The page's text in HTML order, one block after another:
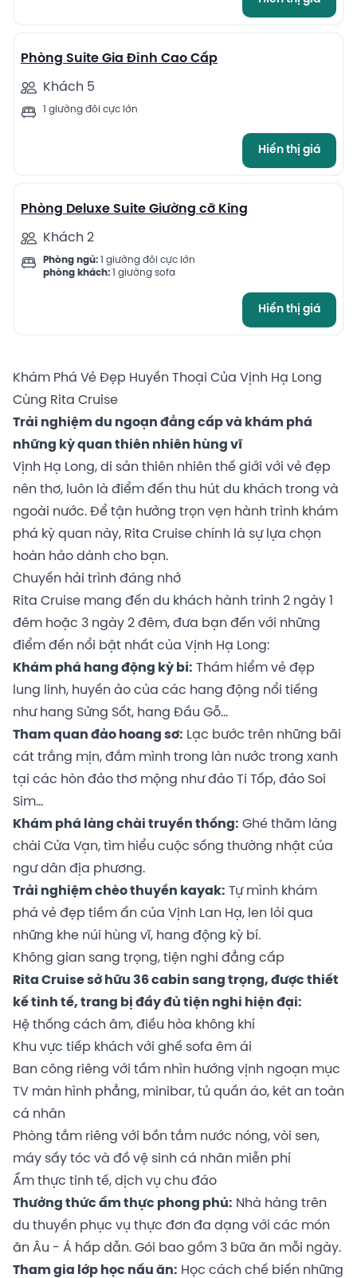
5
Phòng Suite Gia Đình Cao Cấp
Khách 5
1 giường đôi cực lớn
Hiển thị giá
12
Phòng Deluxe Suite Giường cỡ King
Khách 2
Phòng ngủ: 1 giường đôi cực lớn
phòng khách: 1 giường sofa
Hiển thị giá
Khám Phá Vẻ Đẹp Huyền Thoại Của Vịnh Hạ Long
Cùng Rita Cruise
Trải nghiệm du ngoạn đẳng cấp và khám phá
những kỳ quan thiên nhiên hùng vĩ
Vịnh Hạ Long, di sản thiên nhiên thế giới với vẻ đẹp
nên thơ, luôn là điểm đến thu hút du khách trong và
ngoài nước. Để tận hưởng trọn vẹn hành trình khám
phá kỳ quan này, Rita Cruise chính là sự lựa chọn
hoàn hảo dành cho bạn.
Chuyến hải trình đáng nhớ
Rita Cruise mang đến du khách hành trình 2 ngày 1
đêm hoặc 3 ngày 2 đêm, đưa bạn đến với những
điểm đến nổi bật nhất của Vịnh Hạ Long:
Khám phá hang động kỳ bí: Thám hiểm vẻ đẹp
lung linh, huyền ảo của các hang động nổi tiếng
như hang Sửng Sốt, hang Đầu Gỗ...
Tham quan đảo hoang sơ: Lạc bước trên những bãi
cát trắng mịn, đắm mình trong làn nước trong xanh
tại các hòn đảo thơ mộng như đảo Ti Tốp, đảo Soi
Sim...
Khám phá làng chài truyền thống: Ghé thăm làng
chài Cửa Vạn, tìm hiểu cuộc sống thường nhật của
ngư dân địa phương.
Trải nghiệm chèo thuyền kayak: Tự mình khám
phá vẻ đẹp tiềm ẩn của Vịnh Lan Hạ, len lỏi qua
những khe núi hùng vĩ, hang động kỳ bí.
Không gian sang trọng, tiện nghi đẳng cấp
Rita Cruise sở hữu 36 cabin sang trọng, được thiết
kế tinh tế, trang bị đầy đủ tiện nghi hiện đại:
Hệ thống cách âm, điều hòa không khí
Khu vực tiếp khách với ghế sofa êm ái
Ban công riêng với tầm nhìn hướng vịnh ngoạn mục
TV màn hình phẳng, minibar, tủ quần áo, két an toàn
cá nhân
Phòng tắm riêng với bồn tắm nước nóng, vòi sen,
máy sấy tóc và đồ vệ sinh cá nhân miễn phí
Ẩm thực tinh tế, dịch vụ chu đáo
Thưởng thức ẩm thực phong phú: Nhà hàng trên
du thuyền phục vụ thực đơn đa dạng với các món
ăn Âu - Á hấp dẫn. Gói bao gồm 3 bữa ăn mỗi ngày.
Tham gia lớp học nấu ăn: Học cách chế biến những